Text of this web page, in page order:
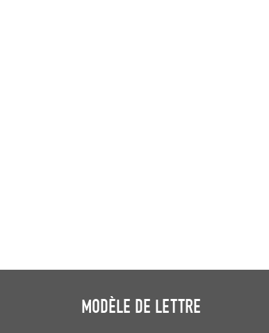
MODÈLE DE LETTRE